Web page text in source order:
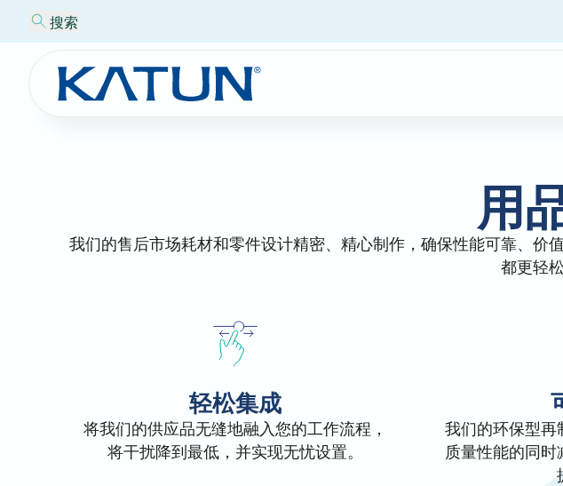
搜索
用
我们的售后市场耗材和零件设计精密、精心制作，确保性能可靠、
都更轻
轻松集成
将我们的供应品无缝地融入您的工作流程，
将干扰降到最低，并实现无忧设置。
我们的环保型再
质量性能的同